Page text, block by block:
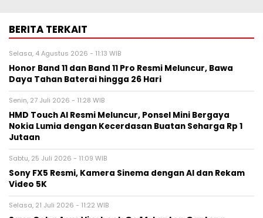
BERITA TERKAIT
Selasa, 4 Agustus 2026 - 11:13 WIB
Honor Band 11 dan Band 11 Pro Resmi Meluncur, Bawa
Daya Tahan Baterai hingga 26 Hari
Senin, 27 Juli 2026 - 11:28 WIB
HMD Touch AI Resmi Meluncur, Ponsel Mini Bergaya
Nokia Lumia dengan Kecerdasan Buatan Seharga Rp 1
Jutaan
Sabtu, 25 Juli 2026 - 11:09 WIB
Sony FX5 Resmi, Kamera Sinema dengan AI dan Rekam
Video 5K
Selasa, 21 Juli 2026 - 11:22 WIB